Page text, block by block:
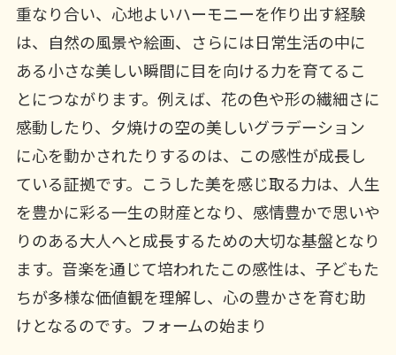
重なり合い、心地よいハーモニーを作り出す経験
は、自然の風景や絵画、さらには日常生活の中に
ある小さな美しい瞬間に目を向ける力を育てるこ
とにつながります。例えば、花の色や形の繊細さに
感動したり、夕焼けの空の美しいグラデーション
に心を動かされたりするのは、この感性が成長し
ている証拠です。こうした美を感じ取る力は、人生
を豊かに彩る一生の財産となり、感情豊かで思いや
りのある大人へと成長するための大切な基盤となり
ます。音楽を通じて培われたこの感性は、子どもた
ちが多様な価値観を理解し、心の豊かさを育む助
けとなるのです。フォームの始まり